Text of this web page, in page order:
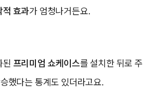
적 효과가 엄청나거든요.
된 프리미엄 쇼케이스를 설치한 뒤로 주
했다는 통계도 있더라고요.